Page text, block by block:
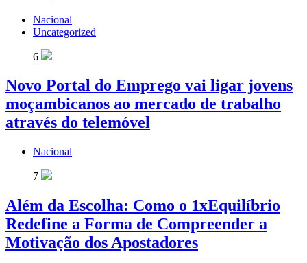
Nacional
Uncategorized
6
Novo Portal do Emprego vai ligar jovens
moçambicanos ao mercado de trabalho
através do telemóvel
Nacional
7
Além da Escolha: Como o 1xEquilíbrio
Redefine a Forma de Compreender a
Motivação dos Apostadores